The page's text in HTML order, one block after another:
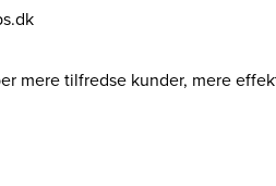
mere tilfredse kunder, mere